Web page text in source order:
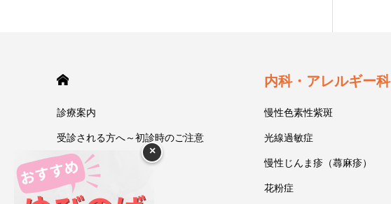
診療案内
受診される方へ～初診時のご注意
今井一彰 院長紹介
あいうべ体操
内科・アレルギー科
慢性色素性紫斑
光線過敏症
慢性じんま疹（蕁麻疹）
花粉症
×